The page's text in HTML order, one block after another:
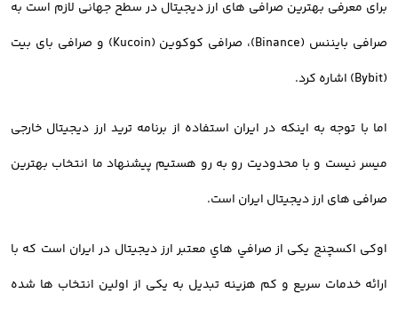
برای معرفی بهترین صرافی های ارز دیجیتال در سطح جهانی لازم است به
صرافی بایننس (Binance)، صرافی کوکوین (Kucoin) و صرافی بای بیت
(Bybit) اشاره کرد.
اما با توجه به اینکه در ایران استفاده از برنامه ترید ارز دیجیتال خارجی
میسر نیست و با محدودیت رو به رو هستیم پیشنهاد ما انتخاب بهترین
صرافی های ارز دیجیتال ایران است.
اوکی اکسچنج یکی از صرافي هاي معتبر ارز ديجيتال در ایران است که با
ارائه خدمات سریع و کم هزینه تبدیل به یکی از اولین انتخاب ها شده